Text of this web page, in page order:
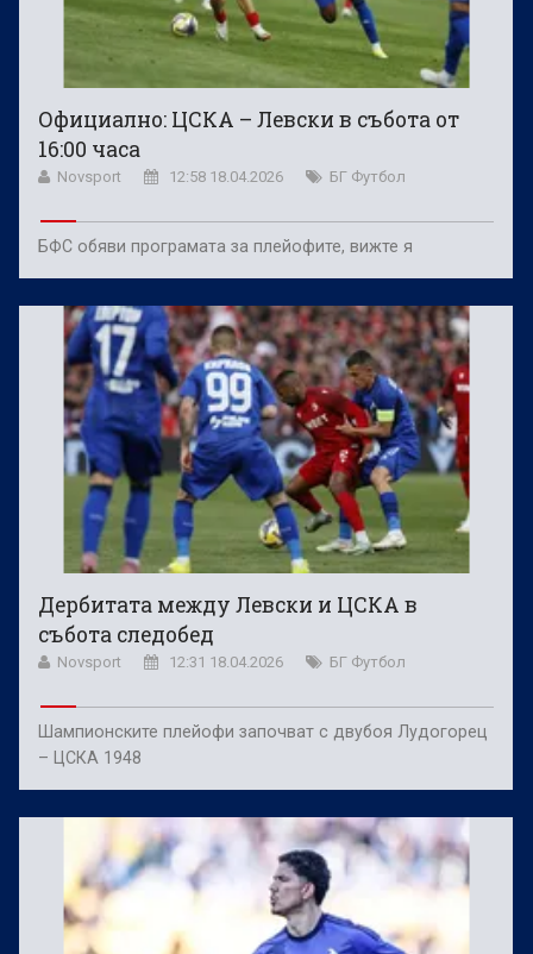
Официално: ЦСКА – Левски в събота от
16:00 часа
Novsport 12:58 18.04.2026 БГ Футбол
БФС обяви програмата за плейофите, вижте я
Дербитата между Левски и ЦСКА в
събота следобед
Novsport 12:31 18.04.2026 БГ Футбол
Шампионските плейофи започват с двубоя Лудогорец
– ЦСКА 1948